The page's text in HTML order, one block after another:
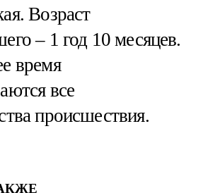
Возраст
– 1 год 10 месяцев.
время
все
происшествия.